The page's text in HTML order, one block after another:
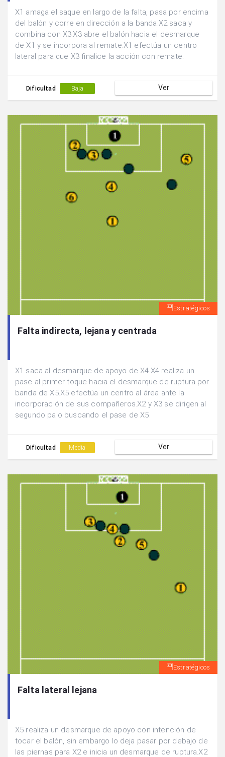
X1 amaga el saque en largo de la falta, pasa por encima
del balón y corre en dirección a la banda.X2 saca y
combina con X3.X3 abre el balón hacia el desmarque
de X1 y se incorpora al remate.X1 efectúa un centro
lateral para que X3 finalice la acción con remate.
Dificultad Baja Ver
Estratégicos
Falta indirecta, lejana y centrada
X1 saca al desmarque de apoyo de X4.X4 realiza un
pase al primer toque hacia el desmarque de ruptura por
banda de X5.X5 efectúa un centro al área ante la
incorporación de sus compañeros.X2 y X3 se dirigen al
segundo palo buscando el pase de X5.
Dificultad Media Ver
Estratégicos
Falta lateral lejana
X5 realiza un desmarque de apoyo con intención de
tocar el balón, sin embargo lo deja pasar por debajo de
las piernas para X2 e inicia un desmarque de ruptura.X2